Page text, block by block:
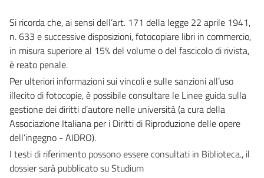
Si ricorda che, ai sensi dell’art. 171 della legge 22 aprile 1941,
n. 633 e successive disposizioni, fotocopiare libri in commercio,
in misura superiore al 15% del volume o del fascicolo di rivista,
è reato penale.
Per ulteriori informazioni sui vincoli e sulle sanzioni all’uso
illecito di fotocopie, è possibile consultare le Linee guida sulla
gestione dei diritti d’autore nelle università (a cura della
Associazione Italiana per i Diritti di Riproduzione delle opere
dell’ingegno - AIDRO).
I testi di riferimento possono essere consultati in Biblioteca., il
dossier sarà pubblicato su Studium